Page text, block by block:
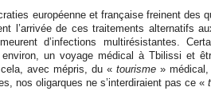
européenne et française freinent des
l’arrivée de ces traitements alternatifs
d’infections multirésistantes.
environ, un voyage médical à Tbilissi et
avec mépris, du « tourisme » médical,
nos oligarques ne s’interdiraient pas ce «